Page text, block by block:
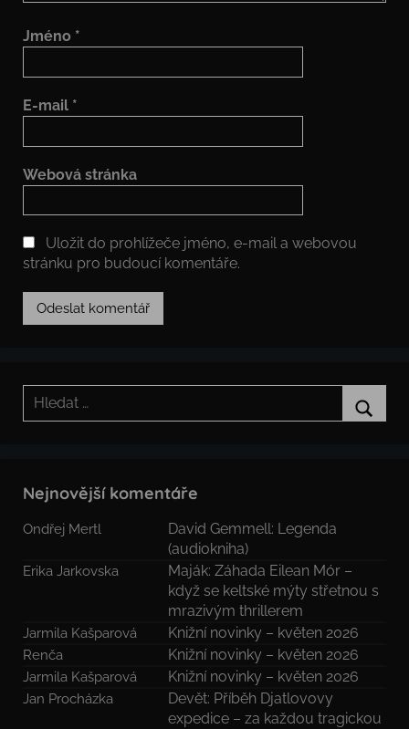
Jméno *
E-mail *
Webová stránka
Uložit do prohlížeče jméno, e-mail a webovou
stránku pro budoucí komentáře.
Hledat:
Nejnovější komentáře
Ondřej Mertl
David Gemmell: Legenda
(audiokniha)
Erika Jarkovska
Maják: Záhada Eilean Mór –
když se keltské mýty střetnou s
mrazivým thrillerem
Jarmila Kašparová Knižní novinky – květen 2026
Renča Knižní novinky – květen 2026
Jarmila Kašparová Knižní novinky – květen 2026
Jan Procházka
Devět: Příběh Djatlovovy
expedice – za každou tragickou